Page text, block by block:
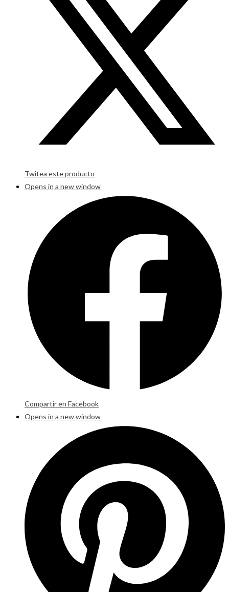
Twitea este producto
Opens in a new window
Compartir en Facebook
Opens in a new window